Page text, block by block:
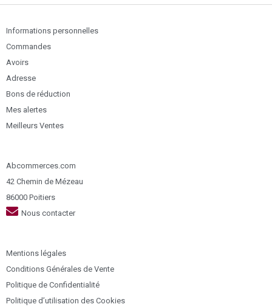
Informations personnelles
Commandes
Avoirs
Adresse
Bons de réduction
Mes alertes
Meilleurs Ventes
Abcommerces.com
42 Chemin de Mézeau
86000 Poitiers
Nous contacter
Mentions légales
Conditions Générales de Vente
Politique de Confidentialité
Politique d’utilisation des Cookies